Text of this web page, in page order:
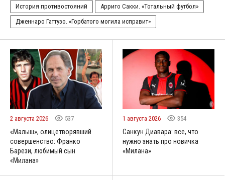
История противостояний
Арриго Сакки. «Тотальный футбол»
Дженнаро Гаттузо. «Горбатого могила исправит»
2 августа 2026 537
«Малыш», олицетворявший
совершенство: Франко
Барези, любимый сын
«Милана»
1 августа 2026 354
Санкун Диавара: все, что
нужно знать про новичка
«Милана»